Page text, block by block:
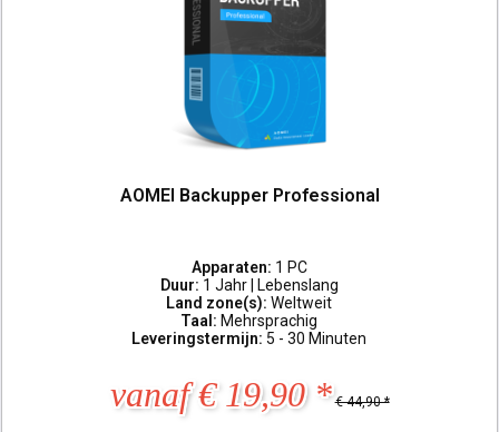
AOMEI Backupper Professional
Apparaten: 1 PC
Duur: 1 Jahr | Lebenslang
Land zone(s):Weltweit
Taal:Mehrsprachig
Leveringstermijn: 5 - 30 Minuten
vanaf € 19,90 * € 44,90 *